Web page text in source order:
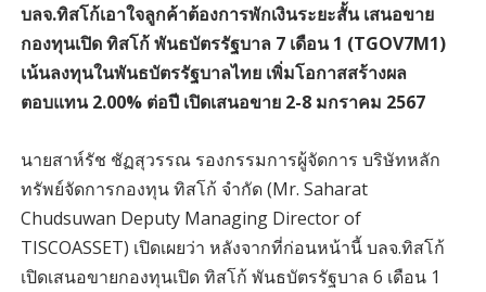
บลจ.ทิสโก้เอาใจลูกค้าต้องการพักเงินระยะสั้น เสนอขาย
กองทุนเปิด ทิสโก้ พันธบัตรรัฐบาล 7 เดือน 1 (TGOV7M1)
เน้นลงทุนในพันธบัตรรัฐบาลไทย เพิ่มโอกาสสร้างผล
ตอบแทน 2.00% ต่อปี เปิดเสนอขาย 2-8 มกราคม 2567
นายสาห์รัช ชัฏสุวรรณ รองกรรมการผู้จัดการ บริษัทหลัก
ทรัพย์จัดการกองทุน ทิสโก้ จำกัด (Mr. Saharat
Chudsuwan Deputy Managing Director of
TISCOASSET) เปิดเผยว่า หลังจากที่ก่อนหน้านี้ บลจ.ทิสโก้
เปิดเสนอขายกองทุนเปิด ทิสโก้ พันธบัตรรัฐบาล 6 เดือน 1